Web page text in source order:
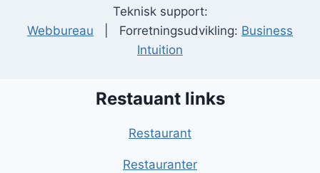
Teknisk support:
Webbureau | Forretningsudvikling: Business
Intuition
Restauant links
Restaurant
Restauranter